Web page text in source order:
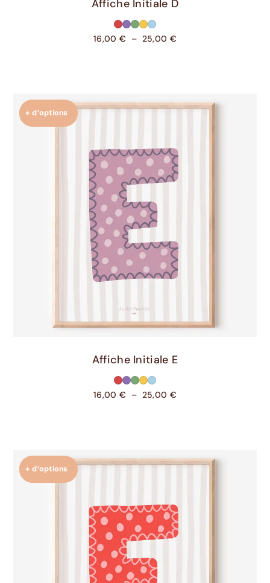
Affiche Initiale D
16,00 € – 25,00 €
+ d’options
Choix Des Options
Affiche Initiale E
16,00 € – 25,00 €
+ d’options